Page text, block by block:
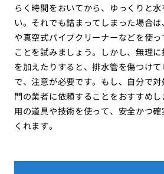
らく時間をおいてから、ゆっくりと
い。それでも詰まってしまった場合
や真空式パイプクリーナーなどを使
ことを試みましょう。しかし、無理
を加えたりすると、排水管を傷つけ
で、注意が必要です。もし、自分で
門の業者に依頼することをおすすめ
用の道具や技術を使って、安全かつ
くれます。